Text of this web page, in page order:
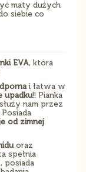
maty dużych
siebie co
EVA, która
i łatwa w
upadku!! Pianka
nam przez
od zimnej
oraz
spełnia
posiada